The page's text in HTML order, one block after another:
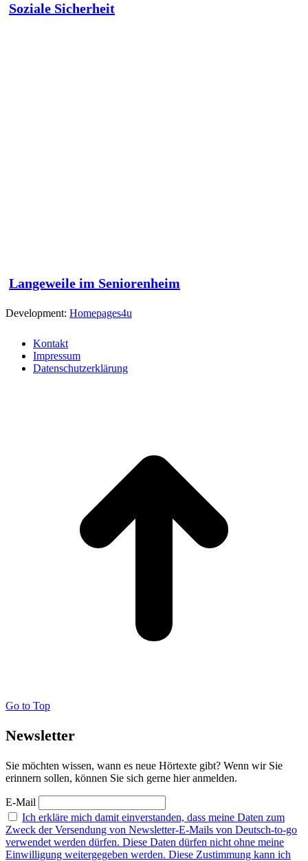
Soziale Sicherheit
Langeweile im Seniorenheim
Development: Homepages4u
Kontakt
Impressum
Datenschutzerklärung
Go to Top
Newsletter
Sie möchten wissen, wann es neue Hörtexte gibt? Wenn wir Sie
erinnern sollen, können Sie sich gerne hier anmelden.
E-Mail
Ich erkläre mich damit einverstanden, dass meine Daten zum
Zweck der Versendung von Newsletter-E-Mails von Deutsch-to-go
verwendet werden dürfen. Diese Daten dürfen nicht ohne meine
Einwilligung weitergegeben werden. Diese Zustimmung kann ich